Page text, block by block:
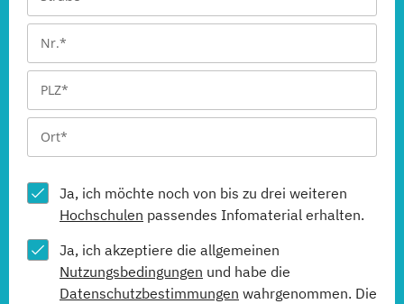
Ja, ich möchte noch von bis zu drei weiteren
Hochschulen passendes Infomaterial erhalten.
Ja, ich akzeptiere die allgemeinen
Nutzungsbedingungen und habe die
Datenschutzbestimmungen wahrgenommen. Die